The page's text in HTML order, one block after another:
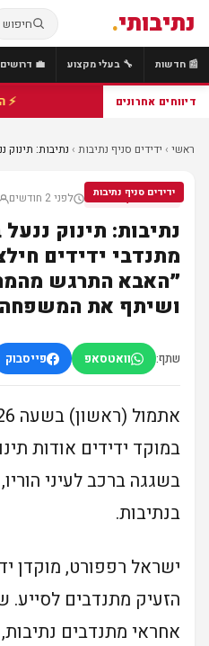
נתיבותי. חיפוש
📰 חדשות 🔧 בעלי מקצוע 💼 דרושים
דיווחים אחרונים ⚡ הולך רגל כבן
ראשי › ידידים סניף נתיבות › נתיבות: תינוק
ידידים סניף נתיבות
ידידים סניף נתיבות לפני 2 חודשים
נתיבות: תינוק
מתנדבי ידידים
״האבא התרגש
ושיתף את
שתף: וואטסאפ פייסבוק
במוקד ידידים אודות
בשגגה ברכב לעיני
בנתיבות.
ישראל רפפורט, מוקדן
הזעיק מתנדבים לסייע.
אחראי מתנדבים